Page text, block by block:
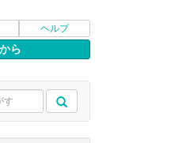
ヘルプ
ら